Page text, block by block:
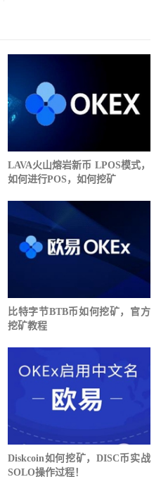
LAVA火山熔岩新币 LPOS模式，
如何进行POS，如何挖矿
比特字节BTB币如何挖矿，官方
挖矿教程
Diskcoin如何挖矿，DISC币实战
SOLO操作过程！